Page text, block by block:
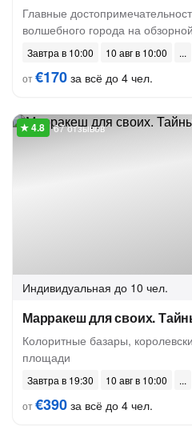
Главные
волшебного города на
Завтра в 10:00
10 авг в 10:00
от€170 за всё до 4 чел.
67 отзывов
Индивидуальная до 10 чел.
Марракеш для своих.
Колоритные базары,
площади
Завтра в 19:30
10 авг в 10:00
от€390 за всё до 4 чел.